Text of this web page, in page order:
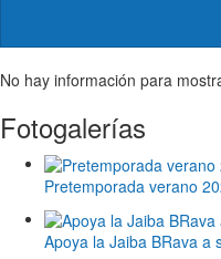
No hay información para
Fotogalerías
Pretemporada verano
Apoya la Jaiba BRava a